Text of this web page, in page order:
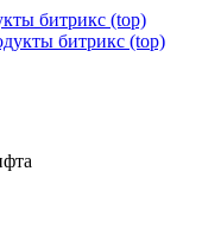
битрикс (top)